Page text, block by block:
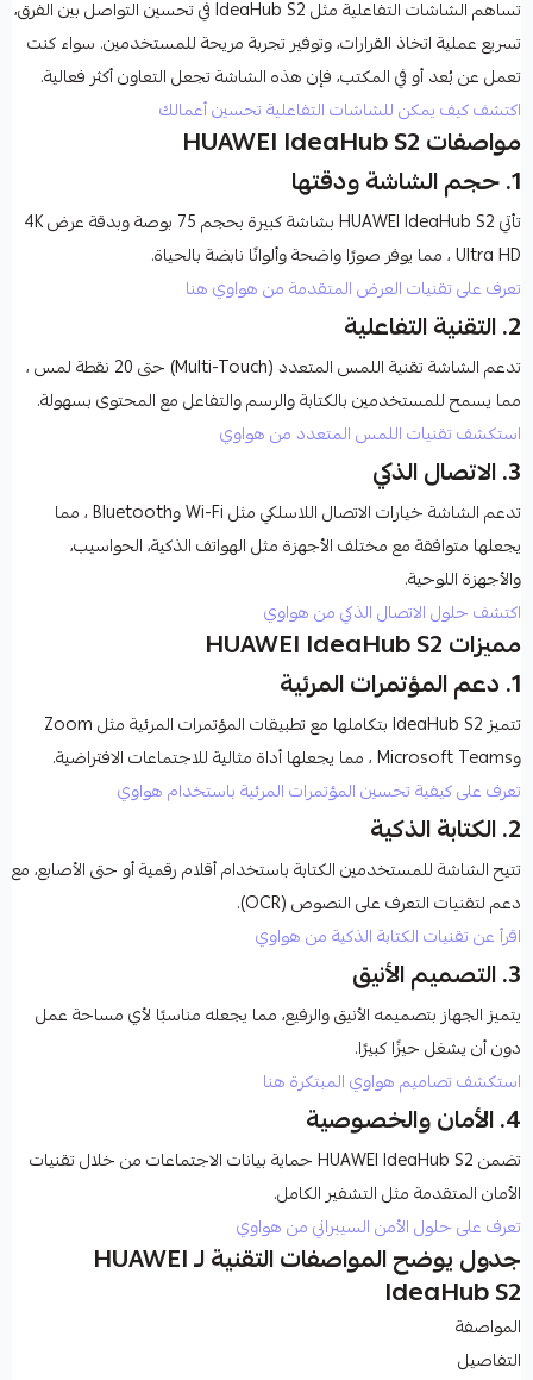
تساهم الشاشات التفاعلية مثلIdeaHub S2في تحسين التواصل بين الفرق،
تسريع عملية اتخاذ القرارات، وتوفير تجربة مريحة للمستخدمين. سواء كنت
تعمل عن بُعد أو في المكتب، فإن هذه الشاشة تجعل التعاون أكثر فعالية.
اكتشف كيف يمكن للشاشات التفاعلية تحسين أعمالك
مواصفات HUAWEI IdeaHub S2
1. حجم الشاشة ودقتها
تأتيHUAWEI IdeaHub S2بشاشة كبيرة بحجم75 بوصة وبدقة عرض4K
Ultra HD، مما يوفر صورًا واضحة وألوانًا نابضة بالحياة.
تعرف على تقنيات العرض المتقدمة من هواوي هنا
2. التقنية التفاعلية
تدعم الشاشة تقنية اللمس المتعدد (Multi-Touch) حتى 20 نقطة لمس
،
مما يسمح للمستخدمين بالكتابة والرسم والتفاعل مع المحتوى بسهولة.
استكشف تقنيات اللمس المتعدد من هواوي
3. الاتصال الذكي
تدعم الشاشة خيارات الاتصال اللاسلكي مثلWi-FiوBluetooth، مما
يجعلها متوافقة مع مختلف الأجهزة مثل الهواتف الذكية، الحواسيب،
والأجهزة اللوحية.
اكتشف حلول الاتصال الذكي من هواوي
مميزات HUAWEI IdeaHub S2
1. دعم المؤتمرات المرئية
تتميزIdeaHub S2بتكاملها مع تطبيقات المؤتمرات المرئية مثلZoom
وMicrosoft Teams، مما يجعلها أداة مثالية للاجتماعات الافتراضية.
تعرف على كيفية تحسين المؤتمرات المرئية باستخدام هواوي
2. الكتابة الذكية
تتيح الشاشة للمستخدمين الكتابة باستخدام أقلام رقمية أو حتى الأصابع، مع
دعم لتقنيات التعرف على النصوص (OCR).
اقرأ عن تقنيات الكتابة الذكية من هواوي
3. التصميم الأنيق
يتميز الجهاز بتصميمه الأنيق والرفيع، مما يجعله مناسبًا لأي مساحة عمل
دون أن يشغل حيزًا كبيرًا.
استكشف تصاميم هواوي المبتكرة هنا
4. الأمان والخصوصية
تضمنHUAWEI IdeaHub S2حماية بيانات الاجتماعات من خلال تقنيات
الأمان المتقدمة مثل التشفير الكامل.
تعرف على حلول الأمن السيبراني من هواوي
جدول يوضح المواصفات التقنية لـ HUAWEI
IdeaHub S2
المواصفة
التفاصيل